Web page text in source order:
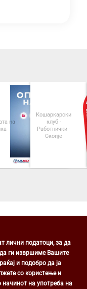
на
Кошаркарски
клуб -
Работнички -
Скопје
лични податоци, за да
ги извршиме Вашите
и подобро да ја
со користење и
начинот на употреба на